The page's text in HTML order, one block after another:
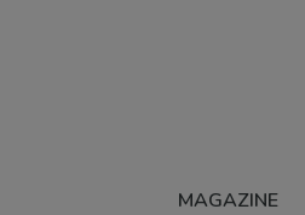
MAGAZINE